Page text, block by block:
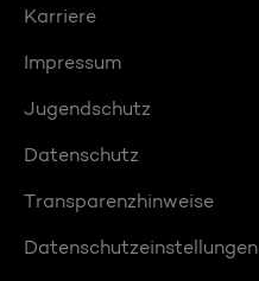
Karriere
Impressum
Jugendschutz
Datenschutz
Transparenzhinweise
Datenschutzeinstellungen